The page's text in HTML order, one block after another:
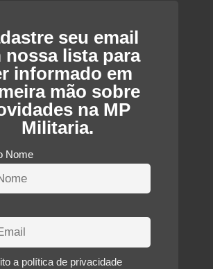
seu email
nossa lista para
informado em
mão sobre
na MP
Militaria.
Nome
a política de privacidade